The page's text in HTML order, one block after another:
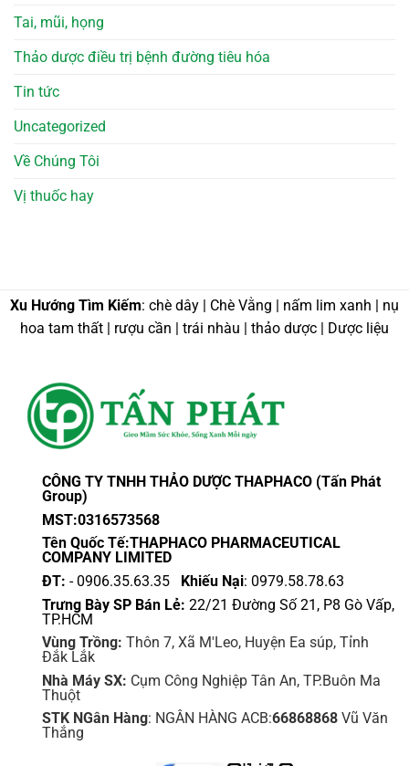
Tai, mũi, họng
Thảo dược điều trị bệnh đường tiêu hóa
Tin tức
Uncategorized
Về Chúng Tôi
Vị thuốc hay
Xu Hướng Tìm Kiếm: chè dây | Chè Vằng | nấm lim xanh | nụ
hoa tam thất | rượu cần | trái nhàu | thảo dược | Dược liệu
CÔNG TY TNHH THẢO DƯỢC THAPHACO (Tấn Phát
Group)
MST:0316573568
Tên Quốc Tế:THAPHACO PHARMACEUTICAL
COMPANY LIMITED
ĐT: - 0906.35.63.35 Khiếu Nại: 0979.58.78.63
Trưng Bày SP Bán Lẻ: 22/21 Đường Số 21, P8 Gò Vấp,
TP.HCM
Vùng Trồng: Thôn 7, Xã M'Leo, Huyện Ea súp, Tỉnh
Đắk Lắk
Nhà Máy SX: Cụm Công Nghiệp Tân An, TP.Buôn Ma
Thuột
STK NGân Hàng: NGÂN HÀNG ACB:66868868Vũ Văn
Thắng